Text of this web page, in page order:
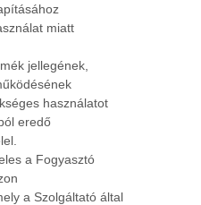
miatt
jellegének,
használatot
eredő
a Fogyasztó
a Szolgáltató által